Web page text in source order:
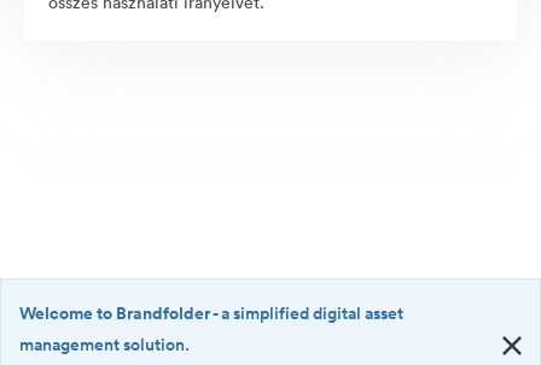
Welcome to Brandfolder- a simplified digital asset
management solution.